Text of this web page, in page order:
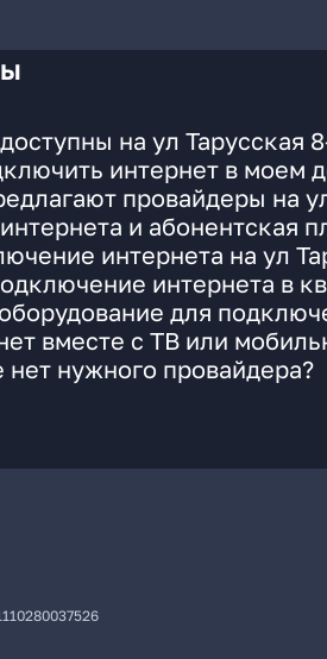
на ул Тарусская
интернет в моем
провайдеры на
и абонентская
интернета на ул
интернета в
для
вместе с ТВ или
нужного провайдера?